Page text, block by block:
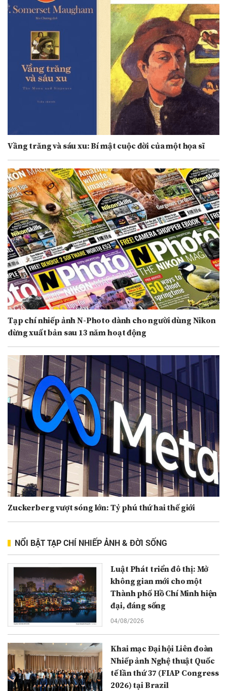
Vầng trăng và sáu xu: Bí mật cuộc đời của một họa sĩ
Tạp chí nhiếp ảnh N-Photo dành cho người dùng Nikon
dừng xuất bản sau 13 năm hoạt động
Zuckerberg vượt sóng lớn: Tỷ phú thứ hai thế giới
NỔI BẬT TẠP CHÍ NHIẾP ẢNH & ĐỜI SỐNG
Luật Phát triển đô thị: Mở
không gian mới cho một
Thành phố Hồ Chí Minh hiện
đại, đáng sống
04/08/2026
Khai mạc Đại hội Liên đoàn
Nhiếp ảnh Nghệ thuật Quốc
tế lần thứ 37 (FIAP Congress
2026) tại Brazil